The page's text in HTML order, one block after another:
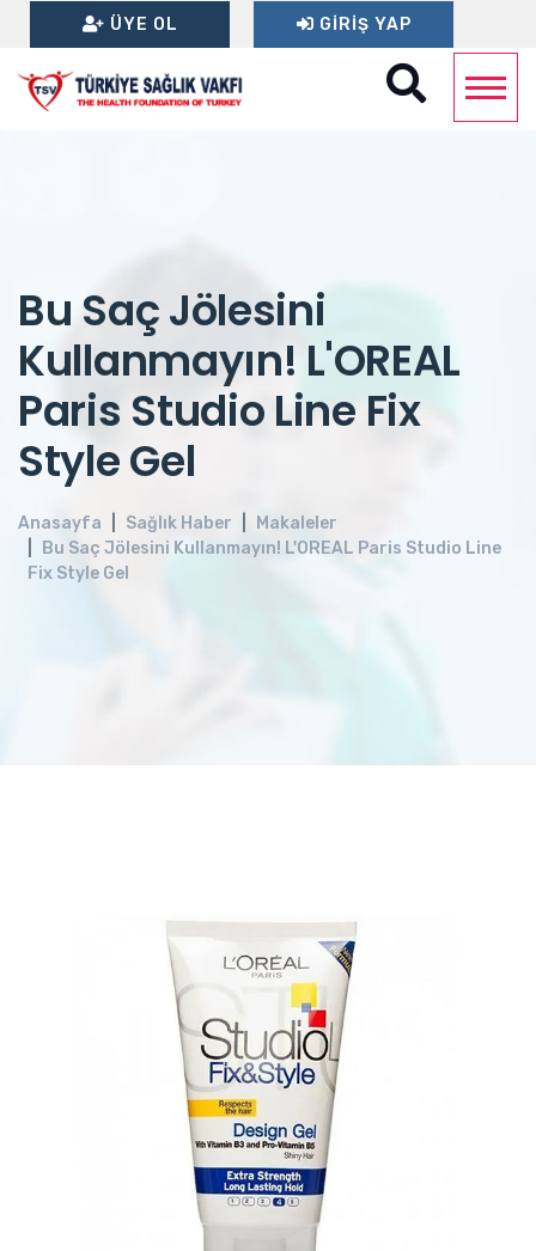
ÜYE OL GIRIŞ YAP
Bu Saç Jölesini
Kullanmayın! L'OREAL
Paris Studio Line Fix
Style Gel
Anasayfa Sağlık Haber
Makaleler
Bu Saç Jölesini Kullanmayın! L'OREAL Paris Studio Line
Fix Style Gel